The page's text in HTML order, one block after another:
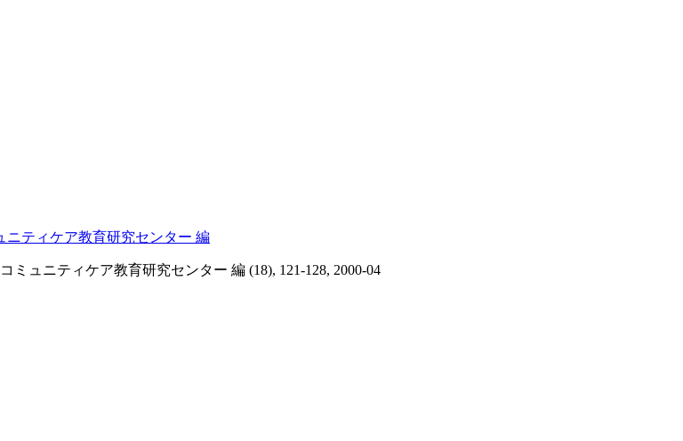
ニティケア教育研究センター 編
ュニティケア教育研究センター 編 (18), 121-128, 2000-04